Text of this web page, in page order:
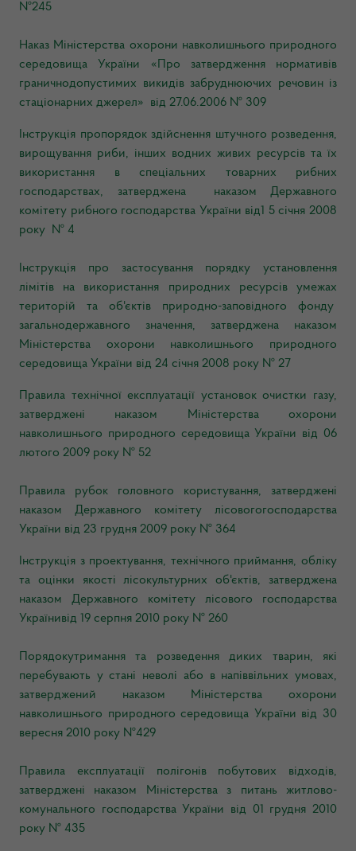
№245
Наказ Міністерства охорони навколишнього природного
середовища України «Про затвердження нормативів
граничнодопустимих викидів забруднюючих речовин із
стаціонарних джерел» від 27.06.2006 № 309
Інструкція пропорядок здійснення штучного розведення,
вирощування риби, інших водних живих ресурсів та їх
використання в спеціальних товарних рибних
господарствах, затверджена наказом Державного
комітету рибного господарства України від1 5 січня 2008
року № 4
Інструкція про застосування порядку установлення
лімітів на використання природних ресурсів умежах
територій та об'єктів природно-заповідного фонду
загальнодержавного значення, затверджена наказом
Міністерства охорони навколишнього природного
середовища України від 24 січня 2008 року № 27
Правила технічної експлуатації установок очистки газу,
затверджені наказом Міністерства охорони
навколишнього природного середовища України від 06
лютого 2009 року № 52
Правила рубок головного користування, затверджені
наказом Державного комітету лісовогогосподарства
України від 23 грудня 2009 року № 364
Інструкція з проектування, технічного приймання, обліку
та оцінки якості лісокультурних об'єктів, затверджена
наказом Державного комітету лісового господарства
Українивід 19 серпня 2010 року № 260
Порядокутримання та розведення диких тварин, які
перебувають у стані неволі або в напіввільних умовах,
затверджений наказом Міністерства охорони
навколишнього природного середовища України від 30
вересня 2010 року №429
Правила експлуатації полігонів побутових відходів,
затверджені наказом Міністерства з питань житлово-
комунального господарства України від 01 грудня 2010
року № 435